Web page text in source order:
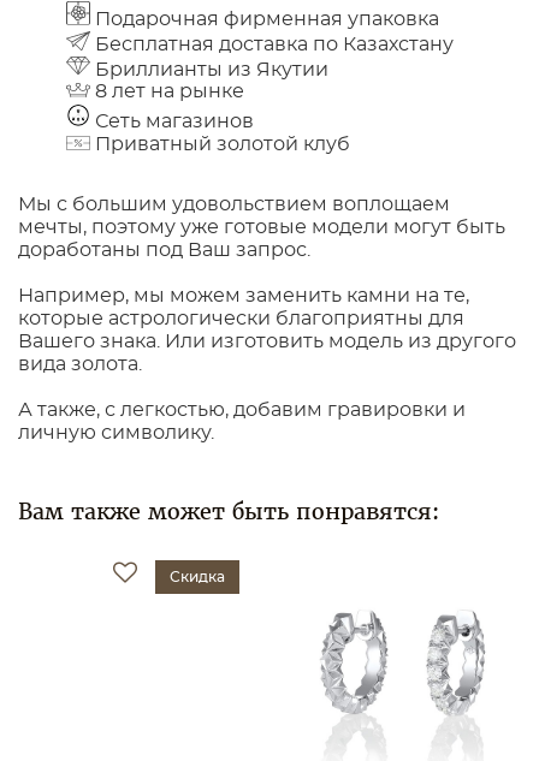
Подарочная фирменная упаковка
Бесплатная доставка по Казахстану
Бриллианты из Якутии
8 лет на рынке
Сеть магазинов
Приватный золотой клуб
Мы с большим удовольствием воплощаем
мечты, поэтому уже готовые модели могут быть
доработаны под Ваш запрос.
Например, мы можем заменить камни на те,
которые астрологически благоприятны для
Вашего знака. Или изготовить модель из другого
вида золота.
А также, с легкостью, добавим гравировки и
личную символику.
Вам также может быть понравятся: